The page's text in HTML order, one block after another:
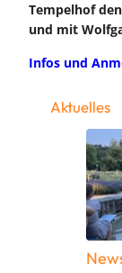
Tempelhof
und mit
Infos und
Aktuelles